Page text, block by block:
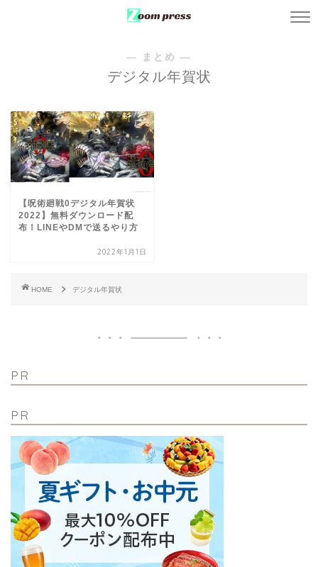
― まとめ ―
デジタル年賀状
【呪術廻戦0デジタル年賀状
2022】無料ダウンロード配
布！LINEやDMで送るやり方
2022年1月1日
HOME デジタル年賀状
PR
PR